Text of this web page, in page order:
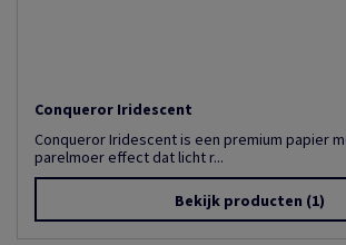
Conqueror Iridescent
Conqueror Iridescent is een premium papier
parelmoer effect dat licht r...
Bekijk producten (1)